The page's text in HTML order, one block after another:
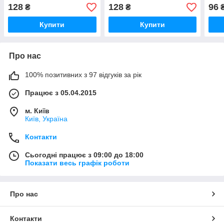
128 ₴
Купити
128₴
Купити
96
Про нас
100% позитивних з 97 відгуків за рік
Працює з 05.04.2015
м. Київ
Київ, Україна
Контакти
Сьогодні працює з 09:00 до 18:00
Показати весь графік роботи
Про нас
Контакти